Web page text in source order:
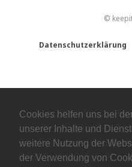
Cookies helfen uns bei
unserer Inhalte und
weitere Nutzung der
der Verwendung von
©
Datenschutzerklärung